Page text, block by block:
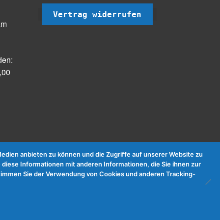
Vertrag widerrufen
anbieten zu können und die Zugriffe auf unserer Website zu
Informationen mit anderen Informationen, die Sie ihnen zur
Sie der Verwendung von Cookies und anderen Tracking-